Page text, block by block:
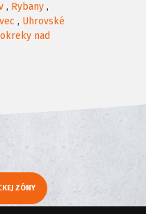
, Rybany ,
, Uhrovské
nad
ZÓNY